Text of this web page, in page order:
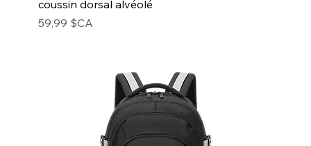
coussin dorsal alvéolé
Prix
59,99 $CA